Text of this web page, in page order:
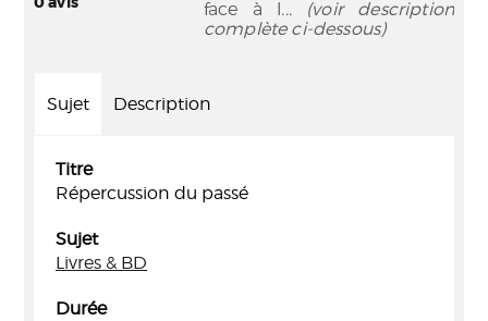
face à l... (voir description
complète ci-dessous)
Sujet Description
Titre
Répercussion du passé
Sujet
Livres & BD
Durée